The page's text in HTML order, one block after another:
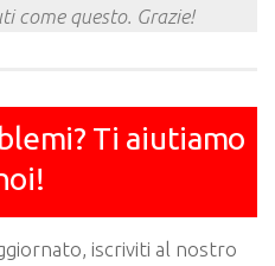
come questo. Grazie!
Ti aiutiamo
iscriviti al nostro